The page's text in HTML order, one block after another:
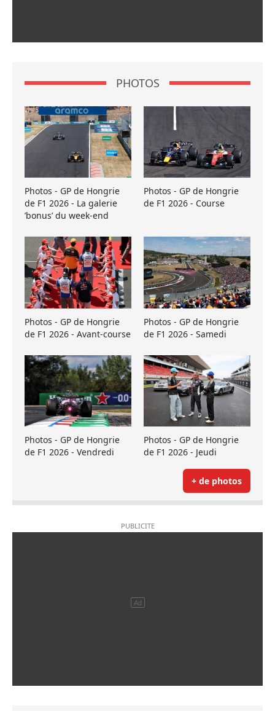
PHOTOS
Photos - GP de Hongrie
de F1 2026 - La galerie
’bonus’ du week-end
Photos - GP de Hongrie
de F1 2026 - Course
Photos - GP de Hongrie
de F1 2026 - Avant-course
Photos - GP de Hongrie
de F1 2026 - Samedi
Photos - GP de Hongrie
de F1 2026 - Vendredi
Photos - GP de Hongrie
de F1 2026 - Jeudi
+ de photos